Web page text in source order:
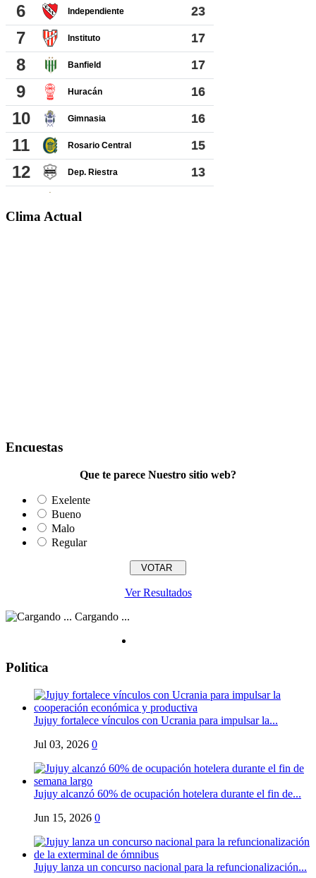
Clima Actual
Encuestas
Que te parece Nuestro sitio web?
Exelente
Bueno
Malo
Regular
Ver Resultados
Cargando ...
Politica
Jujuy fortalece vínculos con Ucrania para impulsar la...
Jul 03, 2026 0
Jujuy alcanzó 60% de ocupación hotelera durante el fin de...
Jun 15, 2026 0
Jujuy lanza un concurso nacional para la refuncionalización...